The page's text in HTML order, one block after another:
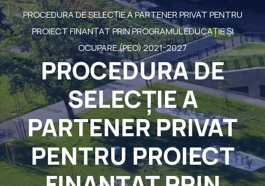
PROCEDURA DE SELECȚIE A PARTENER PRIVAT PENTRU
PROIECT FINANŢAT PRIN PROGRAMUL EDUCAȚIE ȘI
OCUPARE (PEO) 2021-2027
PROCEDURA DE
SELECȚIE A
PARTENER PRIVAT
PENTRU PROIECT